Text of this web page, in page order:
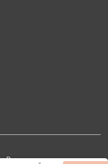
Все права защищены.